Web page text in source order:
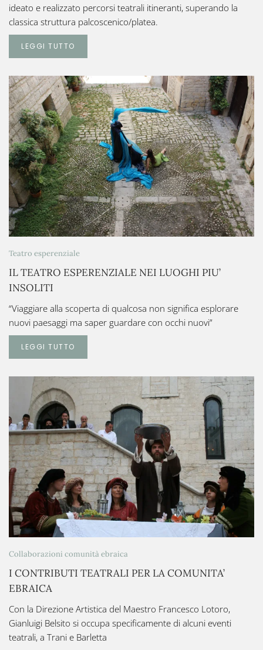
ideato e realizzato percorsi teatrali itineranti, superando la
classica struttura palcoscenico/platea.
LEGGI TUTTO
Teatro esperenziale
IL TEATRO ESPERENZIALE NEI LUOGHI PIU’
INSOLITI
“Viaggiare alla scoperta di qualcosa non significa esplorare
nuovi paesaggi ma saper guardare con occhi nuovi”
LEGGI TUTTO
Collaborazioni comunità ebraica
I CONTRIBUTI TEATRALI PER LA COMUNITA’
EBRAICA
Con la Direzione Artistica del Maestro Francesco Lotoro,
Gianluigi Belsito si occupa specificamente di alcuni eventi
teatrali, a Trani e Barletta